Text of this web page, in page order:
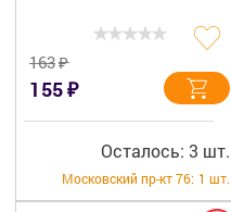
163₽
155₽
Осталось: 3 шт.
Московский пр-кт 76: 1 шт.